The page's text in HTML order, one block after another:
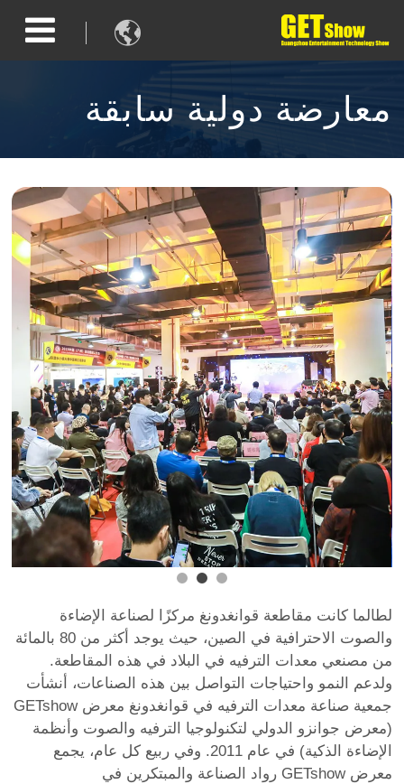

معارضة دولية سابقة
لطالما كانت مقاطعة قوانغدونغ مركزًا لصناعة الإضاءة
والصوت الاحترافية في الصين، حيث يوجد أكثر من 80 بالمائة
من مصنعي معدات الترفيه في البلاد في هذه المقاطعة.
ولدعم النمو واحتياجات التواصل بين هذه الصناعات، أنشأت
جمعية صناعة معدات الترفيه في قوانغدونغ معرض GETshow
(معرض جوانزو الدولي لتكنولوجيا الترفيه والصوت وأنظمة
الإضاءة الذكية) في عام 2011. وفي ربيع كل عام، يجمع
معرض GETshow رواد الصناعة والمبتكرين في